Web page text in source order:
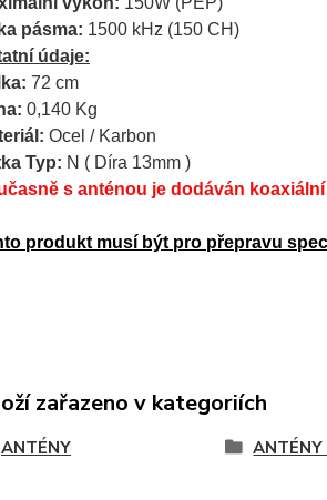
pásma: 1500 kHz (150 CH)
údaje:
72 cm
0,140 Kg
Ocel / Karbon
Typ: N ( Díra 13mm )
s anténou je dodáván
produkt musí být pro přepravu
zařazeno v kategoriích
ANTÉNY ANTÉNY